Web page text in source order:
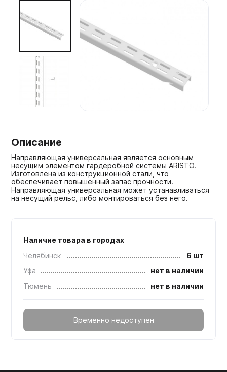
Мебельные образцы, каталоги
Описание
Направляющая универсальная является основным
несущим элементом гардеробной системы ARISTO.
Изготовлена из конструкционной стали, что
обеспечивает повышенный запас прочности.
Направляющая универсальная может устанавливаться
на несущий рельс, либо монтироваться без него.
Наличие товара в городах
Челябинск
6 шт
Уфа
нет в наличии
Тюмень
нет в наличии
Временно недоступен